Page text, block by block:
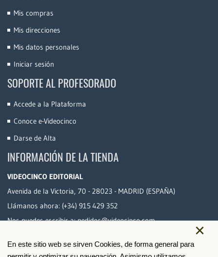
×
En este sitio web se sirven Cookies, de forma general para
Mis compras
Mis direcciones
Mis datos personales
Iniciar sesión
SOPORTE AL PROFESORADO
Accede a la Plataforma
Conoce e-Videocinco
Darse de Alta
INFORMACIÓN DE LA TIENDA
VIDEOCINCO EDITORIAL
Avenida de la Victoria, 70 - 28023 - MADRID (ESPAÑA)
Llámanos ahora: (+34) 915 429 352
Nos puedes escribir a:pedidos@videocinco.com
PAGO SEGURO